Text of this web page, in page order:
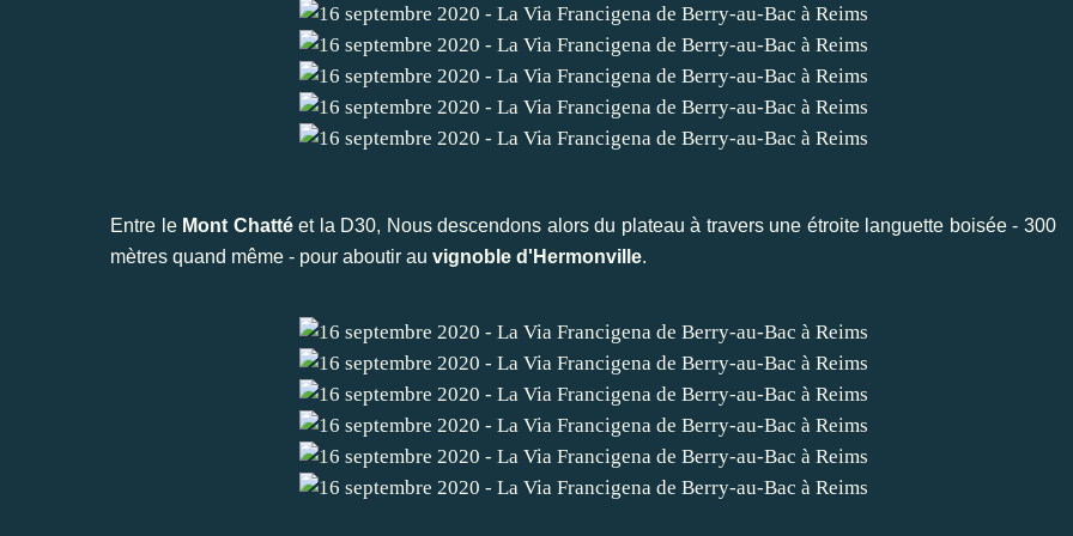
Entre le Mont Chattéet la D30, Nous descendons alors du plateau à travers une étroite languette boisée - 300
mètres quand même - pour aboutir au vignoble d'Hermonville.